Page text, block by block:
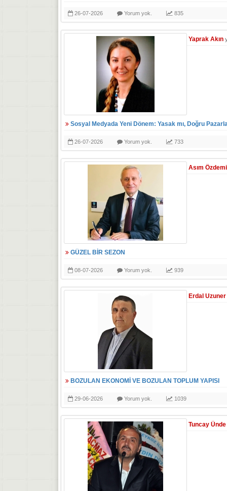
26-07-2026 Yorum yok. 835
Yaprak Akın
Sosyal Medyada Yeni Dönem: Yasak mı, Doğru
26-07-2026 Yorum yok. 733
Asım
GÜZEL BİR SEZON
08-07-2026 Yorum yok. 939
Erdal Uzuner
BOZULAN EKONOMİ VE BOZULAN TOPLUM YAPISI
29-06-2026 Yorum yok. 1039
Tuncay Ünde